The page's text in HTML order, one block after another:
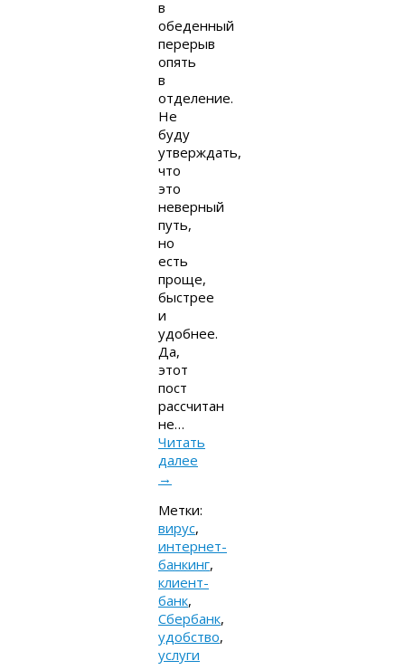
в
обеденный
перерыв
опять
в
отделение.
Не
буду
утверждать,
что
это
неверный
путь,
но
есть
проще,
быстрее
и
удобнее.
Да,
этот
пост
рассчитан
не…
Читать
далее
→
Метки:
вирус,
интернет-
банкинг,
клиент-
банк,
Сбербанк,
удобство,
услуги